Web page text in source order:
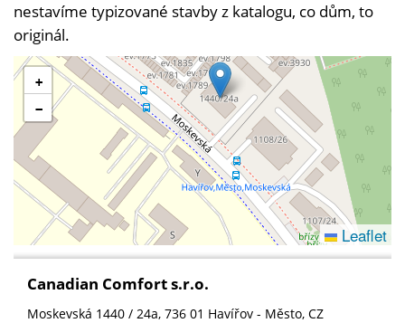
nestavíme typizované stavby z katalogu, co dům, to
originál.
+
−
Leaflet
Canadian Comfort s.r.o.
Moskevská 1440 / 24a, 736 01 Havířov - Město, CZ